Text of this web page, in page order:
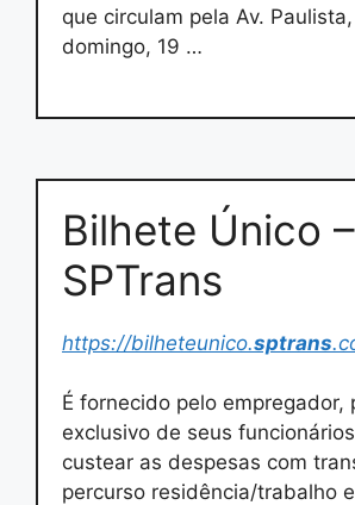
que circulam pela Av.
domingo, 19 …
Bilhete Único –
SPTrans
https://bilheteunico.sptrans
É fornecido pelo empregador,
exclusivo de seus
custear as despesas com
percurso residência/trabalho